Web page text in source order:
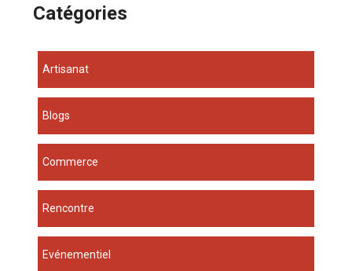
Catégories
Artisanat
Blogs
Commerce
Rencontre
Evénementiel